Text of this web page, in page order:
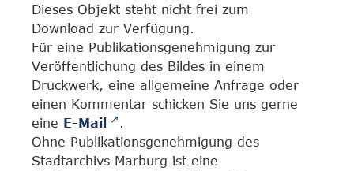
Dieses Objekt steht nicht frei zum
Download zur Verfügung.
Für eine Publikationsgenehmigung zur
Veröffentlichung des Bildes in einem
Druckwerk, eine allgemeine Anfrage oder
einen Kommentar schicken Sie uns gerne
eine E-Mail
.
Ohne Publikationsgenehmigung des
Stadtarchivs Marburg ist eine